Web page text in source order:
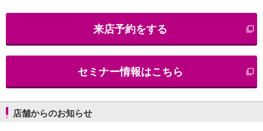
支払・入金TOP
AEON Pay
自動入金サービス
スマホ決済アプリ
来店予約をする
セミナー情報はこちら
店舗からのお知らせ